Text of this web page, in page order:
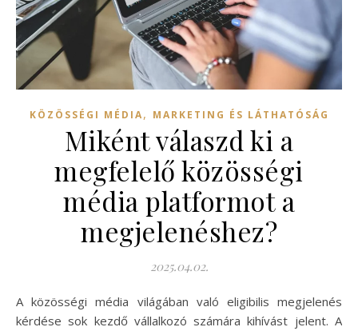
KÖZÖSSÉGI MÉDIA, MARKETING ÉS LÁTHATÓSÁG
Miként válaszd ki a
megfelelő közösségi
média platformot a
megjelenéshez?
2025.04.02.
A közösségi média világában való eligibilis megjelenés
kérdése sok kezdő vállalkozó számára kihívást jelent. A